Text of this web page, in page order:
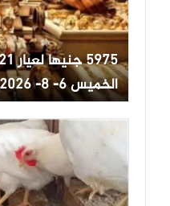
الخميس 6- 8- 2026